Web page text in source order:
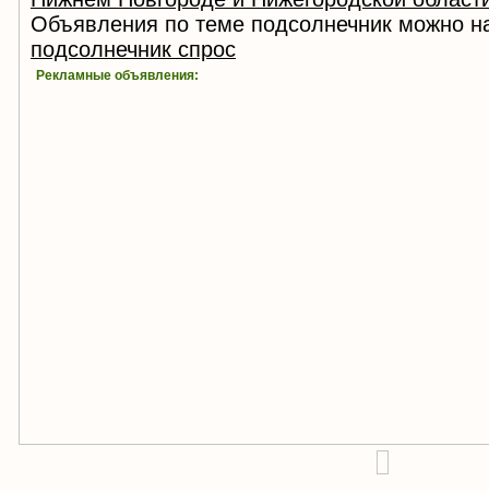
Объявления по теме подсолнечник можно
подсолнечник спрос
Рекламные объявления: